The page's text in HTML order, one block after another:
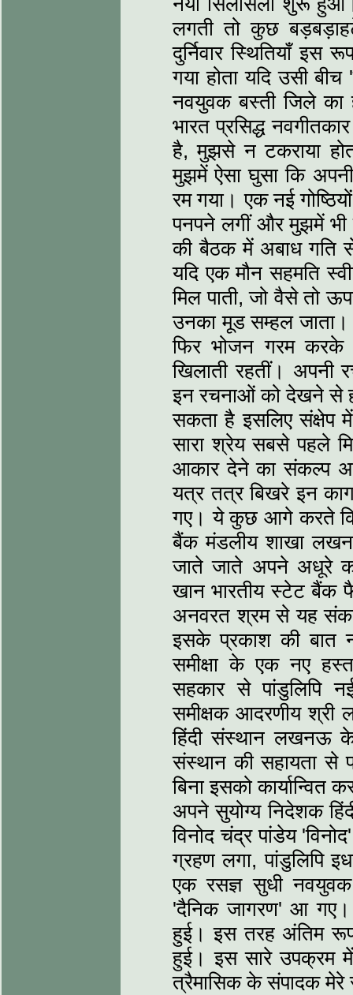
लगती तो कुछ
दुर्निवार स्थितियाँ
गया होता यदि उसी
नवयुवक बस्‍ती जिले का
भारत प्रसिद्ध
है, मुझसे न टकराया
मुझमें ऐसा घुसा कि
रम गया। एक नई
पनपने लगीं और मुझमें भी
की बैठक में अबाध गति
यदि एक मौन सहमति
मिल पाती, जो वैसे तो
उनका मूड सम्‍हल
फिर भोजन गरम करके
खिलाती रहतीं। अपनी
इन रचनाओं को देखने से
सकता है इसलिए संक्षेप
सारा श्रेय सबसे पहले
आकार देने का संकल्‍प
यत्र तत्र बिखरे इन
गए। ये कुछ आगे करते कि
बैंक मंडलीय शाखा
जाते जाते अपने अधूरे
खान भारतीय स्‍टेट बैंक
अनवरत श्रम से यह
इसके प्रकाश की बात
समीक्षा के एक नए
सहकार से पांडुलिपि
समीक्षक आदरणीय श्री
हिंदी संस्‍थान लखनऊ के
संस्‍थान की सहायता से
बिना इसको
अपने सुयोग्‍य निदेशक
विनोद चंद्र पांडेय
ग्रहण लगा, पांडुलिपि
एक रसज्ञ सुधी नवयुवक
'दैनिक जागरण' आ गए।
हुई। इस तरह अंतिम
हुई। इस सारे उपक्रम
त्रैमासिक के संपादक मेरे